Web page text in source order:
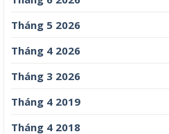
Tháng 5 2026
Tháng 4 2026
Tháng 3 2026
Tháng 4 2019
Tháng 4 2018